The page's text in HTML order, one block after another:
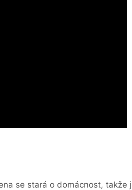
se stará o domácnost, takže